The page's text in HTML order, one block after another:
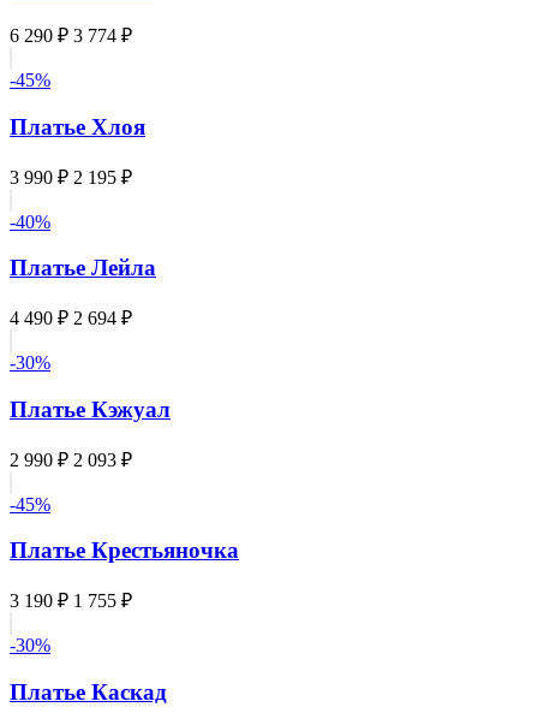
6 290 ₽ 3 774 ₽
-45%
Платье Хлоя
3 990 ₽ 2 195 ₽
-40%
Платье Лейла
4 490 ₽ 2 694 ₽
-30%
Платье Кэжуал
2 990 ₽ 2 093 ₽
-45%
Платье Крестьяночка
3 190 ₽ 1 755 ₽
-30%
Платье Каскад